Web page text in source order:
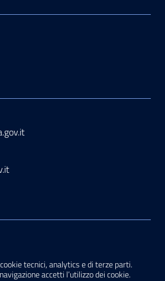
tecnici, analytics e di terze parti.
accetti l’utilizzo dei cookie.
Utili
| Note legali | Contatti |Basato